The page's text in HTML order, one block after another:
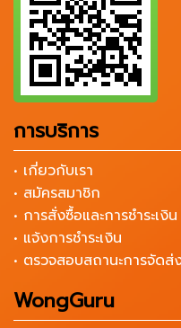
การบริการ
• เกี่ยวกับเรา
• สมัครสมาชิก
• การสั่งซื้อและการชำระเงิน
• แจ้งการชำระเงิน
• ตรวจสอบสถานะการจัดส่
WongGuru